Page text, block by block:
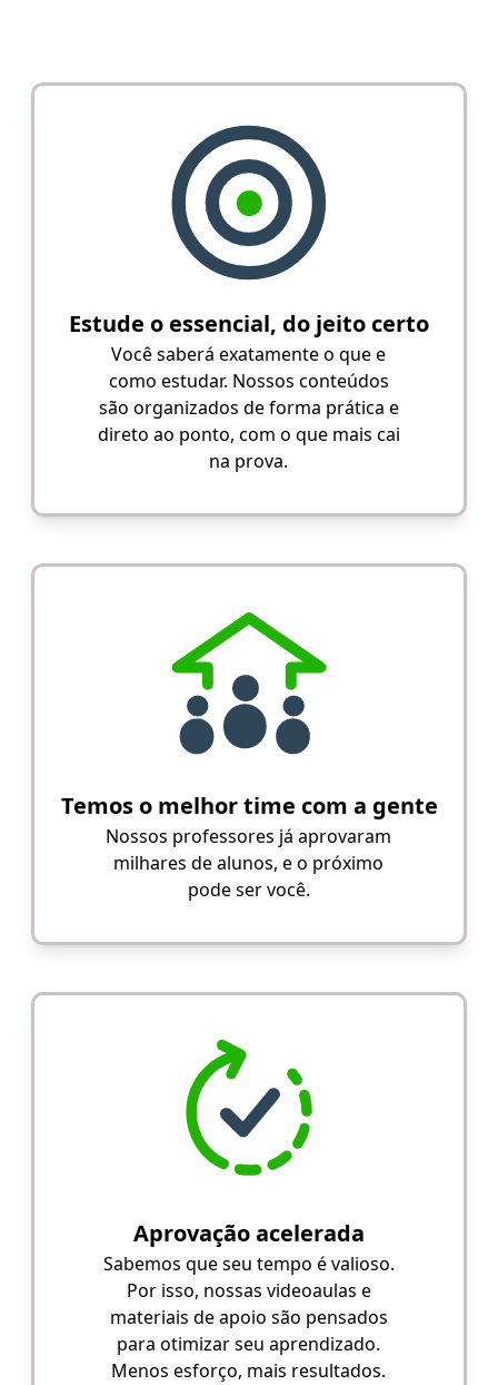
Estude o essencial, do jeito certo
Você saberá exatamente o que e
como estudar. Nossos conteúdos
são organizados de forma prática e
direto ao ponto, com o que mais cai
na prova.
Temos o melhor time com a gente
Nossos professores já aprovaram
milhares de alunos, e o próximo
pode ser você.
Aprovação acelerada
Sabemos que seu tempo é valioso.
Por isso, nossas videoaulas e
materiais de apoio são pensados
para otimizar seu aprendizado.
Menos esforço, mais resultados.